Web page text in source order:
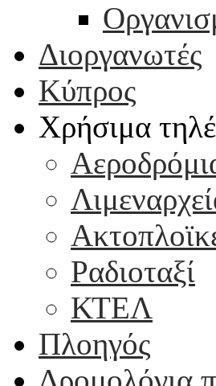
Διοργανωτές
Κύπρος
Χρήσιμα
Ραδιοταξί
ΚΤΕΛ
Πλοηγός